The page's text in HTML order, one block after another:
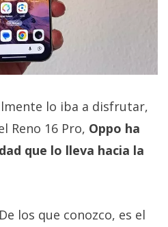
lo iba a disfrutar,
Reno 16 Pro, Oppo ha
que lo lleva hacia la
los que conozco, es el